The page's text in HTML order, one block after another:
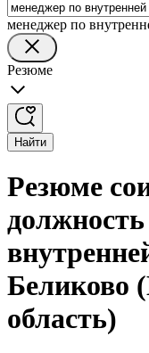
менеджер по
Резюме
Найти
Резюме
Беликово
область)